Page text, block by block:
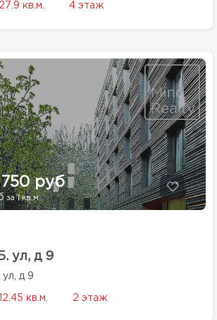
127.9 кв.м. 4 этаж
руб
за 1 кв.м.
ул, д 9
д 9
112.45 кв.м. 2 этаж